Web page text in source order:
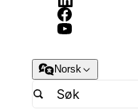
Norsk